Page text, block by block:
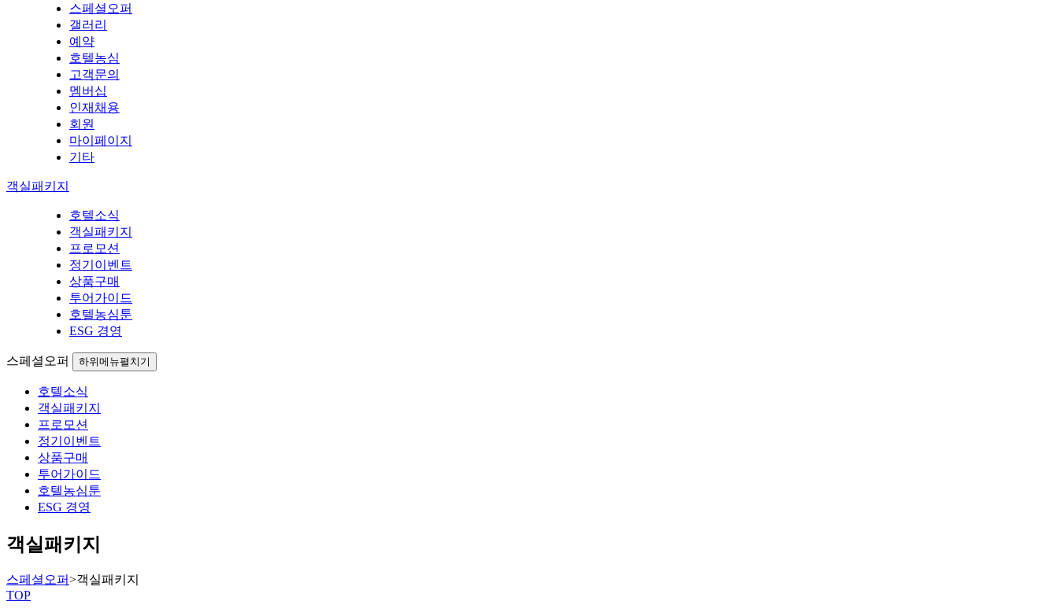
스페셜오퍼
갤러리
예약
호텔농심
고객문의
멤버십
인재채용
회원
마이페이지
기타
객실패키지
호텔소식
객실패키지
프로모션
정기이벤트
상품구매
투어가이드
호텔농심툰
ESG 경영
스페셜오퍼 하위메뉴펼치기
호텔소식
객실패키지
프로모션
정기이벤트
상품구매
투어가이드
호텔농심툰
ESG 경영
객실패키지
스페셜오퍼>객실패키지
TOP